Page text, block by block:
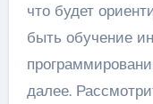
что будет
быть обучение
далее.